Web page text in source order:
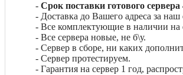
- Срок поставки готового
- Доставка до Вашего адреса за наш
- Все комплектующие в наличии на
- Все сервера новые, не б\у.
- Сервер в сборе, ни каких
- Сервер протестируем.
- Гарантия на сервер 1 год,